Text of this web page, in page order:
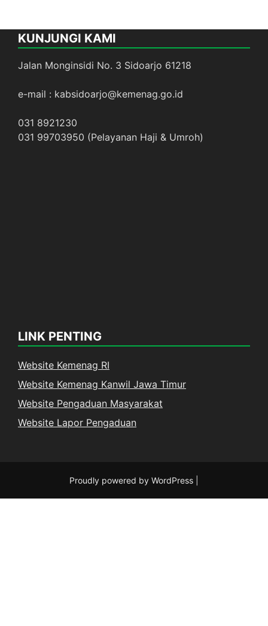
KUNJUNGI KAMI
Jalan Monginsidi No. 3 Sidoarjo 61218
e-mail : kabsidoarjo@kemenag.go.id
031 8921230
031 99703950 (Pelayanan Haji & Umroh)
LINK PENTING
Website Kemenag RI
Website Kemenag Kanwil Jawa Timur
Website Pengaduan Masyarakat
Website Lapor Pengaduan
Proudly powered by WordPress